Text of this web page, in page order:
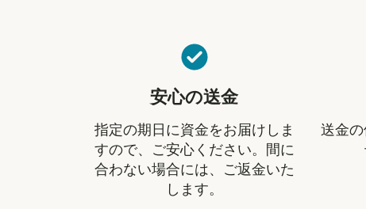
安心の送金
指定の期日に資金をお届けしま
すので、ご安心ください。間に
合わない場合には、ご返金いた
します。
送金の